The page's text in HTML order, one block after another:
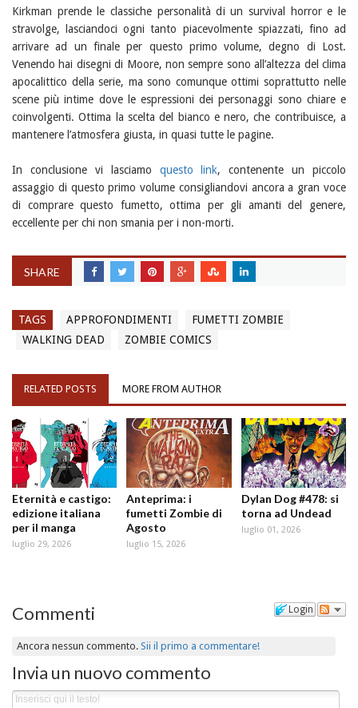
Kirkman prende le classiche personalità di un survival horror e le
stravolge, lasciandoci ogni tanto piacevolmente spiazzati, fino ad
arrivare ad un finale per questo primo volume, degno di Lost.
Venendo hai disegni di Moore, non sempre sono all’altezza del clima
apocalittico della serie, ma sono comunque ottimi soprattutto nelle
scene più intime dove le espressioni dei personaggi sono chiare e
coinvolgenti. Ottima la scelta del bianco e nero, che contribuisce, a
mantenere l’atmosfera giusta, in quasi tutte le pagine.
In conclusione vi lasciamo questo link, contenente un piccolo
assaggio di questo primo volume consigliandovi ancora a gran voce
di comprare questo fumetto, ottima per gli amanti del genere,
eccellente per chi non smania per i non-morti.
SHARE
TAGS APPROFONDIMENTI
FUMETTI ZOMBIE
WALKING DEAD
ZOMBIE COMICS
RELATED POSTS MORE FROM AUTHOR
Eternità e castigo:
edizione italiana
per il manga
luglio 29, 2026
Anteprima: i
fumetti Zombie di
Agosto
luglio 15, 2026
Dylan Dog #478: si
torna ad Undead
luglio 01, 2026
Login
Commenti
Ancora nessun commento.Sii il primo a commentare!
Invia un nuovo commento